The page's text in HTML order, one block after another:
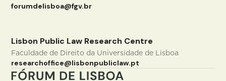
forumdelisboa@fgv.br
Lisbon Public Law Research Centre
Faculdade de Direito da Universidade de Lisboa
researchoffice@lisbonpubliclaw.pt